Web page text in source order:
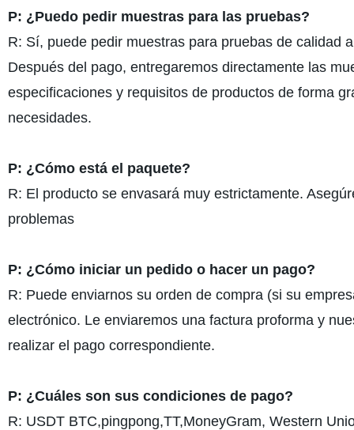
P: ¿Puedo pedir muestras para las pruebas?
R: Sí, puede pedir muestras para pruebas de calidad
Después del pago, entregaremos directamente las
especificaciones y requisitos de productos de forma
necesidades.
P: ¿Cómo está el paquete?
R: El producto se envasará muy estrictamente.
problemas
P: ¿Cómo iniciar un pedido o hacer un pago?
R: Puede enviarnos su orden de compra (si su
electrónico. Le enviaremos una factura proforma y
realizar el pago correspondiente.
P: ¿Cuáles son sus condiciones de pago?
R: USDT BTC,pingpong,TT,MoneyGram, Western